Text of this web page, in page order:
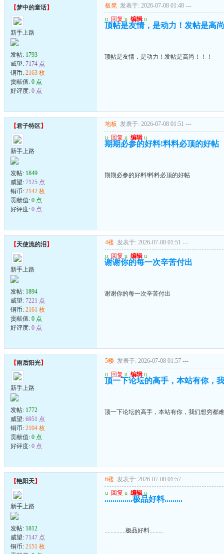
【梦中的童话】
新手上路
发帖: 1793
威望: 7174 点
铜币: 2163 枚
贡献值: 0 点
好评度: 0 点
板凳 发表于: 2026-07-08 01:48 ---
u 回复 u 编辑 u
顶帖是友情，是动力！发帖是高
顶帖是友情，是动力！发帖是高尚！！！
【君子特区】
新手上路
发帖: 1849
威望: 7125 点
铜币: 2142 枚
贡献值: 0 点
好评度: 0 点
地板 发表于: 2026-07-08 01:51 ---
u 回复 u 编辑 u
期期必参的好料!料料必顶的好帖
期期必参的好料!料料必顶的好帖
【天使流的泪 】
新手上路
发帖: 1894
威望: 7221 点
铜币: 2161 枚
贡献值: 0 点
好评度: 0 点
4楼 发表于: 2026-07-08 01:51 ---
u 回复 u 编辑 u
谢谢你的每一次辛苦付出
谢谢你的每一次辛苦付出
【雨后阳光】
新手上路
发帖: 1772
威望: 6951 点
铜币: 2104 枚
贡献值: 0 点
好评度: 0 点
5楼 发表于: 2026-07-08 01:57 ---
u 回复 u 编辑 u
顶一下论坛的高手，本站有你，
顶一下论坛的高手，本站有你，我们想穷都
【艳阳天】
新手上路
发帖: 1812
威望: 7147 点
铜币: 2151 枚
6楼 发表于: 2026-07-08 01:57 ---
u 回复 u 编辑 u
..............极品好料.........
..............极品好料.........